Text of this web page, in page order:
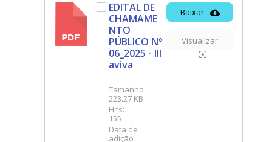
EDITAL DE
CHAMAME
NTO
PÚBLICO Nº
06_2025 - III
aviva
Tamanho:
223.27 KB
Hits:
155
Data de
adição
Baixar
Visualizar